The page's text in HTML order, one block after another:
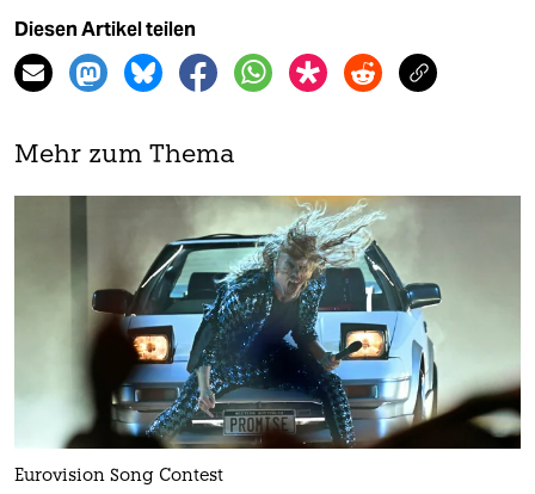
Diesen Artikel teilen
Mehr zum Thema
Eurovision Song Contest